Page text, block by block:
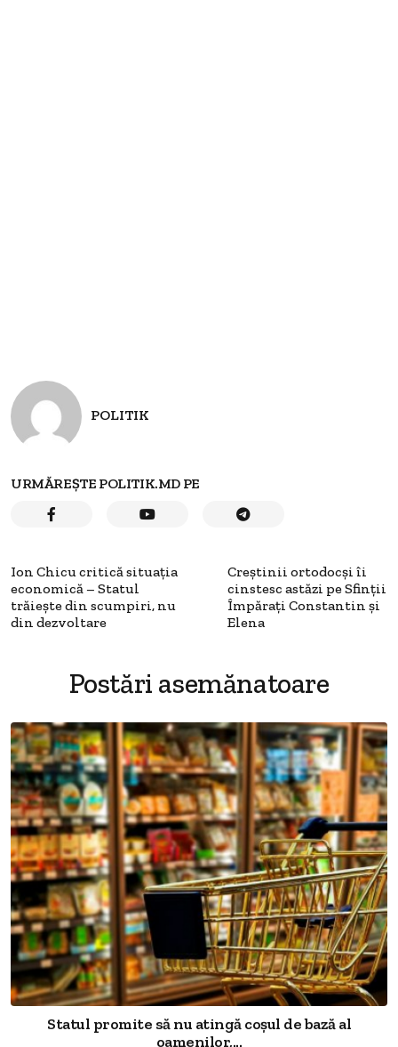
POLITIK
URMĂREȘTE POLITIK.MD PE
Ion Chicu critică situația
economică – Statul
trăiește din scumpiri, nu
din dezvoltare
Creștinii ortodocși îi
cinstesc astăzi pe Sfinții
Împărați Constantin și
Elena
Postări asemănatoare
Statul promite să nu atingă coșul de bază al
oamenilor,...